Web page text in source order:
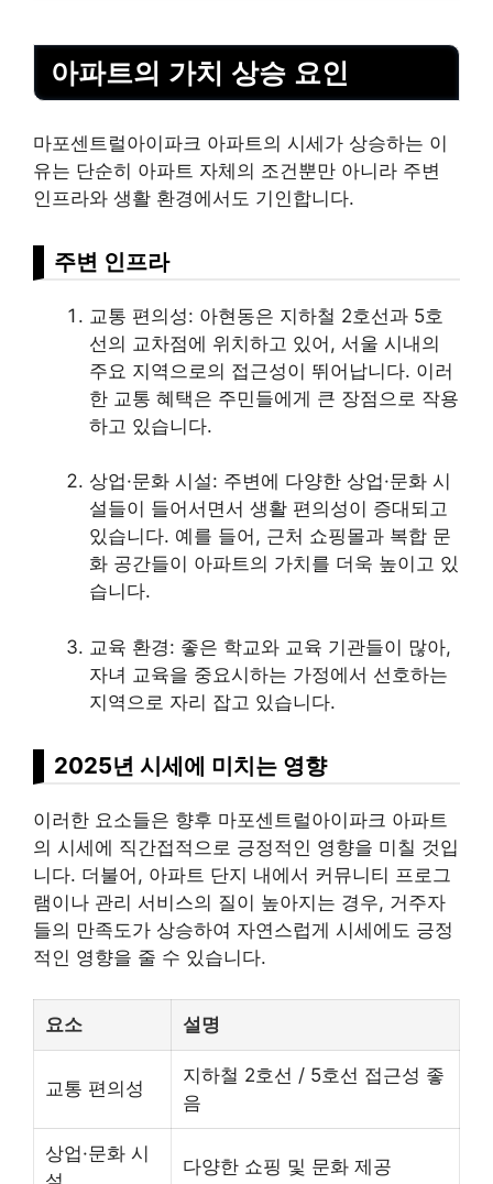
아파트의 가치 상승 요인
마포센트럴아이파크 아파트의 시세가 상승하는 이
유는 단순히 아파트 자체의 조건뿐만 아니라 주변
인프라와 생활 환경에서도 기인합니다.
주변 인프라
교통 편의성: 아현동은 지하철 2호선과 5호
선의 교차점에 위치하고 있어, 서울 시내의
주요 지역으로의 접근성이 뛰어납니다. 이러
한 교통 혜택은 주민들에게 큰 장점으로 작용
하고 있습니다.
상업·문화 시설: 주변에 다양한 상업·문화 시
설들이 들어서면서 생활 편의성이 증대되고
있습니다. 예를 들어, 근처 쇼핑몰과 복합 문
화 공간들이 아파트의 가치를 더욱 높이고 있
습니다.
교육 환경: 좋은 학교와 교육 기관들이 많아,
자녀 교육을 중요시하는 가정에서 선호하는
지역으로 자리 잡고 있습니다.
2025년 시세에 미치는 영향
이러한 요소들은 향후 마포센트럴아이파크 아파트
의 시세에 직간접적으로 긍정적인 영향을 미칠 것입
니다. 더불어, 아파트 단지 내에서 커뮤니티 프로그
램이나 관리 서비스의 질이 높아지는 경우, 거주자
들의 만족도가 상승하여 자연스럽게 시세에도 긍정
적인 영향을 줄 수 있습니다.
요소 설명
교통 편의성
지하철 2호선 / 5호선 접근성 좋
음
상업·문화 시
다양한 쇼핑 및 문화 제공